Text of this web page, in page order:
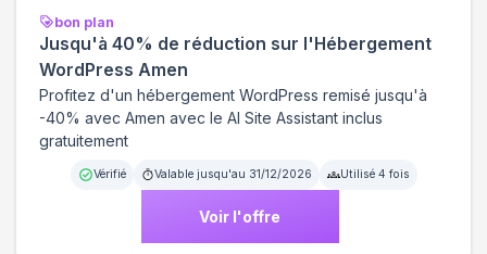
bon plan
Jusqu'à 40% de réduction sur l'Hébergement
WordPress Amen
Profitez d'un hébergement WordPress remisé jusqu'à
-40% avec Amen avec le AI Site Assistant inclus
gratuitement
Vérifié Valable jusqu'au 31/12/2026 Utilisé 4 fois
Voir l'offre